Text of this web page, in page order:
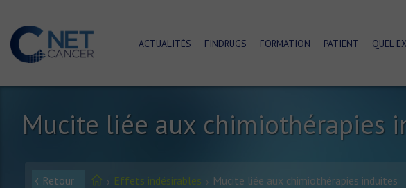
ACTUALITÉS FINDRUGS FORMATION PATIENT QUEL
Mucite liée aux chimiothérapies
Retour Effets indésirables Mucite liée aux chimiothérapies induites